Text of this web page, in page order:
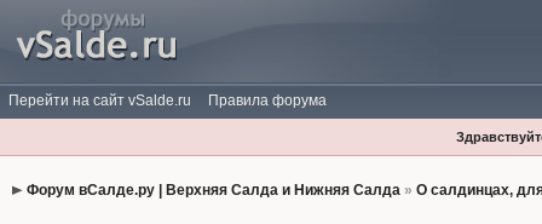
Перейти на сайт vSalde.ru Правила форума
Форум вСалде.ру | Верхняя Салда и Нижняя Салда» О салдинцах,